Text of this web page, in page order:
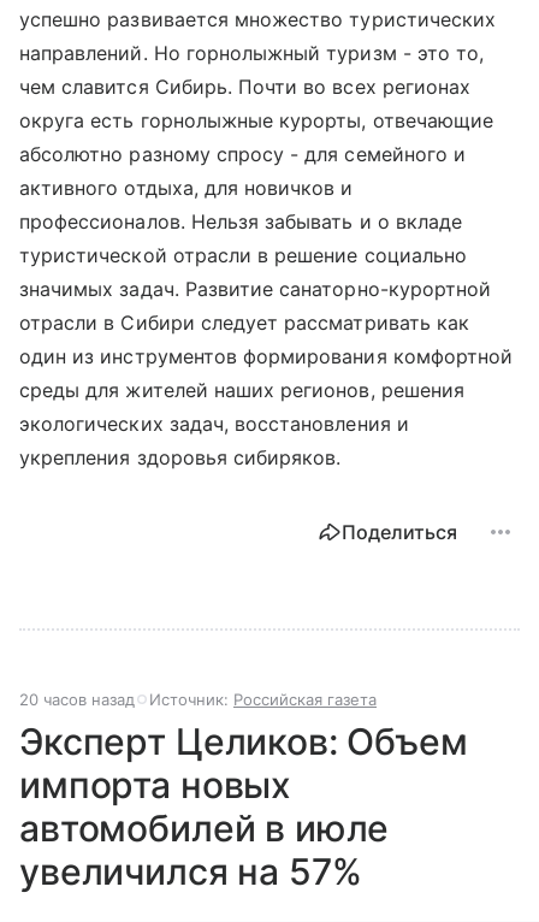
успешно развивается множество туристических
направлений. Но горнолыжный туризм - это то,
чем славится Сибирь. Почти во всех регионах
округа есть горнолыжные курорты, отвечающие
абсолютно разному спросу - для семейного и
активного отдыха, для новичков и
профессионалов. Нельзя забывать и о вкладе
туристической отрасли в решение социально
значимых задач. Развитие санаторно-курортной
отрасли в Сибири следует рассматривать как
один из инструментов формирования комфортной
среды для жителей наших регионов, решения
экологических задач, восстановления и
укрепления здоровья сибиряков.
Поделиться
20 часов назад Источник: Российская газета
Эксперт Целиков: Объем
импорта новых
автомобилей в июле
увеличился на 57%